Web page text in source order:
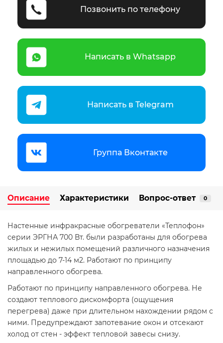
Позвонить по телефону
Написать в Whatsapp
Написать в Telegram
Группа Вконтакте
Описание Характеристики Вопрос-ответ 0
Настенные инфракрасные обогреватели «Теплофон»
cерии ЭРГНА 700 Вт. были разработаны для обогрева
жилых и нежилых помещений различного назначения
площадью до 7-14 м2. Работают по принципу
направленного обогрева.
Работают по принципу направленного обогрева. Не
создают теплового дискомфорта (ощущения
перегрева) даже при длительном нахождении рядом с
ними. Предупреждают запотевание окон и отсекают
холод от стен - эффект тепловой завесы снизу.